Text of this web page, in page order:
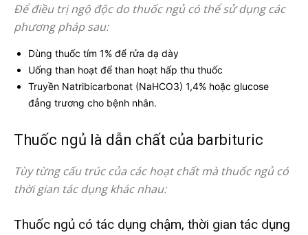
Để điều trị ngộ độc do thuốc ngủ có thể sử dụng các
phương pháp sau:
Dùng thuốc tím 1% để rửa dạ dày
Uống than hoạt để than hoạt hấp thu thuốc
Truyền Natribicarbonat (NaHCO3) 1,4% hoặc glucose
đẳng trương cho bệnh nhân.
Thuốc ngủ là dẫn chất của barbituric
Tùy từng cấu trúc của các hoạt chất mà thuốc ngủ có
thời gian tác dụng khác nhau:
Thuốc ngủ có tác dụng chậm, thời gian tác dụng